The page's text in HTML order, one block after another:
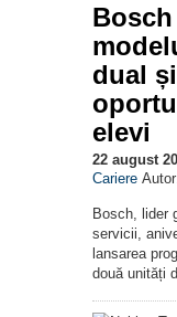
Bosch
dual
elevi
22 august
Cariere
Bosch, lider
servicii,
lansarea
două unități